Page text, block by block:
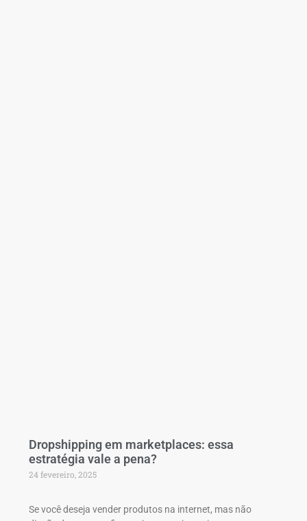
Dropshipping em marketplaces: ​essa
estratégia vale a pena?
24 fevereiro, 2025
Se você deseja vender produtos na internet, mas não